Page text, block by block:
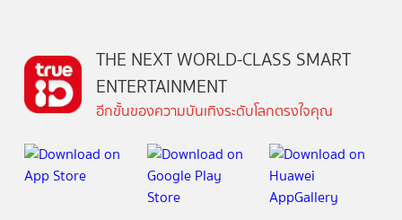
THE NEXT WORLD-CLASS SMART
ENTERTAINMENT
อีกขั้นของความบันเทิงระดับโลกตรงใจคุณ